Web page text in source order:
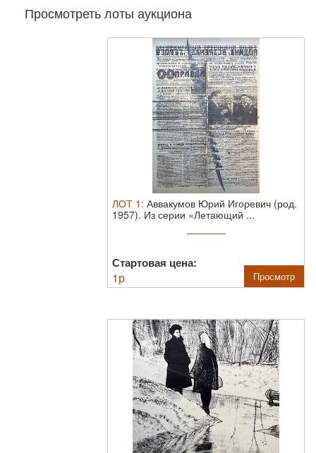
Просмотреть лоты аукциона
ЛОТ 1 : Аввакумов Юрий Игоревич (род.
1957). Из серии «Летающий ...
Стартовая цена:
1р Просмотр